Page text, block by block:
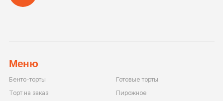
Меню
Бенто-торты
Готовые торты
Торт на заказ
Пирожное